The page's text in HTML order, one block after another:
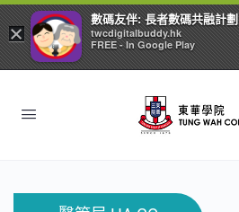
×
數碼友伴: 長者數碼共融計劃
twcdigitalbuddy.hk
FREE - In Google Play